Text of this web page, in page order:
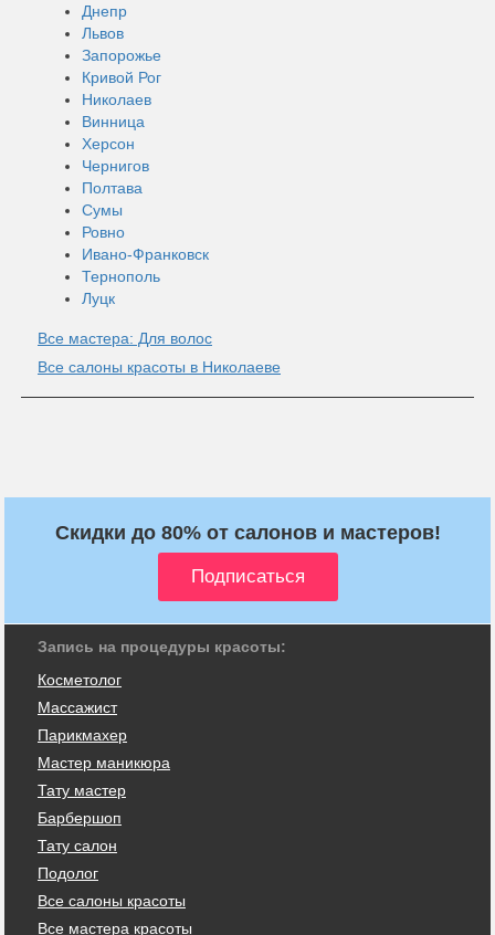
Днепр
Львов
Запорожье
Кривой Рог
Николаев
Винница
Херсон
Чернигов
Полтава
Сумы
Ровно
Ивано-Франковск
Тернополь
Луцк
Все мастера: Для волос
Все салоны красоты в Николаеве
Скидки до 80% от салонов и мастеров!
Запись на процедуры красоты:
Косметолог
Массажист
Парикмахер
Мастер маникюра
Тату мастер
Барбершоп
Тату салон
Подолог
Все салоны красоты
Все мастера красоты